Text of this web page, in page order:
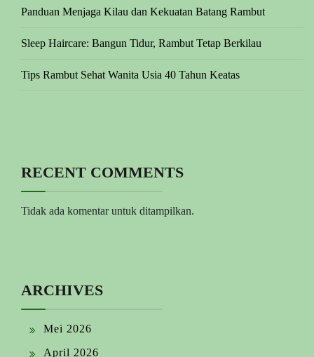
Panduan Menjaga Kilau dan Kekuatan Batang Rambut
Sleep Haircare: Bangun Tidur, Rambut Tetap Berkilau
Tips Rambut Sehat Wanita Usia 40 Tahun Keatas
RECENT COMMENTS
Tidak ada komentar untuk ditampilkan.
ARCHIVES
Mei 2026
April 2026